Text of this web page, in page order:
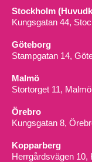
Stockholm
Kungsgatan 44,
Göteborg
Stampgatan 14,
Malmö
Stortorget 11, Malmö
Örebro
Kungsgatan 8,
Kopparberg
Herrgårdsvägen 10,